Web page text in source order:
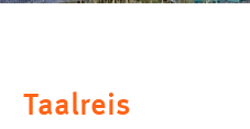
Taalreis